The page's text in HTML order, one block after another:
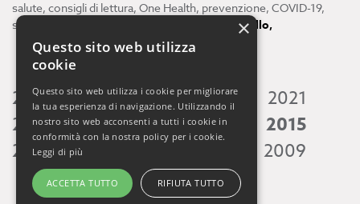
salute, consigli di lettura, One Health, prevenzione, COVID-19,
scienza
cervello,
2026 2025 2024 2023 2022
2021
2020 2019 2018 2017 2016
2015
2014 2013 2009
×
Questo sito web utilizza
cookie
Questo sito web utilizza i cookie per migliorare
la tua esperienza di navigazione. Utilizzando il
nostro sito web acconsenti a tutti i cookie in
conformità con la nostra policy per i cookie.
Leggi di più
ACCETTA TUTTO RIFIUTA TUTTO